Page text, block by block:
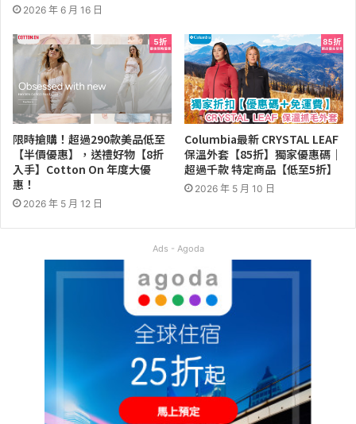
2026 年 6 月 16 日
限時搶購！超過290款美品低至
【半價優惠】，送禮好物【8折
入手】Cotton On 年度大優
惠！
2026 年 5 月 12 日
Columbia最新 CRYSTAL LEAF
保溫外套【85折】獨家優惠碼｜
超過千款 特定商品【低至5折】
2026 年 5 月 10 日
Ads - Agoda